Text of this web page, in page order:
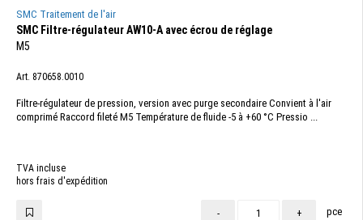
SMC Traitement de l'air
SMC Filtre-régulateur AW10-A avec écrou de réglage
M5
Art. 870658.0010
Filtre-régulateur de pression, version avec purge secondaire Convient à l'air
comprimé Raccord fileté M5 Température de fluide -5 à +60 °C Pressio ...
TVA incluse
hors frais d'expédition
- + pce